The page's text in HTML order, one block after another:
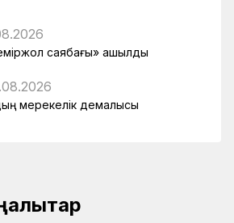
саябағы» ашылды
мерекелік демалысы